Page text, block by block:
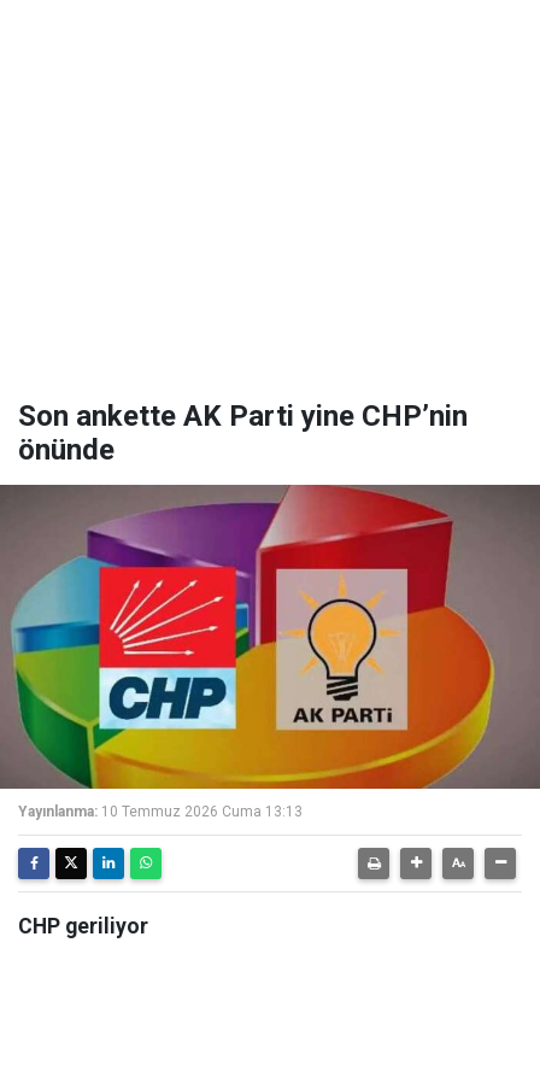
Son ankette AK Parti yine CHP’nin
önünde
Yayınlanma: 10 Temmuz 2026 Cuma 13:13
CHP geriliyor